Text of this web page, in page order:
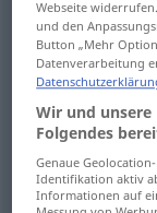
Ruhmm
Berühmtheitf
hohesAnsehen,
Webseite
und den
Button „Mehr
Datenverarbeitung
Wir und
Folgendes
Genaue
Identifikation aktiv
Informationen auf